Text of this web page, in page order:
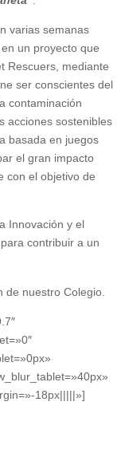
varias semanas
un proyecto que
Rescuers, mediante
ser conscientes del
contaminación
acciones sostenibles
basada en juegos
el gran impacto
con el objetivo de
Innovación y el
contribuir a un
de nuestro Colegio.
18px|||||»]